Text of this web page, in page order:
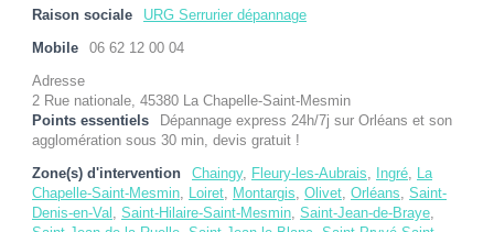
Raison sociale URG Serrurier dépannage
Mobile 06 62 12 00 04
Adresse
2 Rue nationale, 45380 La Chapelle-Saint-Mesmin
Points essentiels
Dépannage express 24h/7j sur Orléans et son
agglomération sous 30 min, devis gratuit !
Zone(s) d'intervention Chaingy, Fleury-les-Aubrais, Ingré, La
Chapelle-Saint-Mesmin, Loiret, Montargis, Olivet, Orléans, Saint-
Denis-en-Val , Saint-Hilaire-Saint-Mesmin, Saint-Jean-de-Braye,